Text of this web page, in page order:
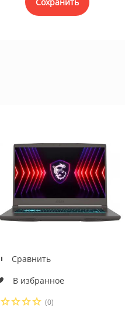
Сравнить
В избранное
(0)